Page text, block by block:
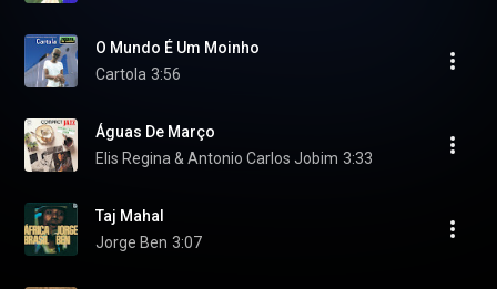
O Mundo É Um Moinho
Cartola 3:56
Águas De Março
Elis Regina & Antonio Carlos Jobim 3:33
Taj Mahal
Jorge Ben 3:07